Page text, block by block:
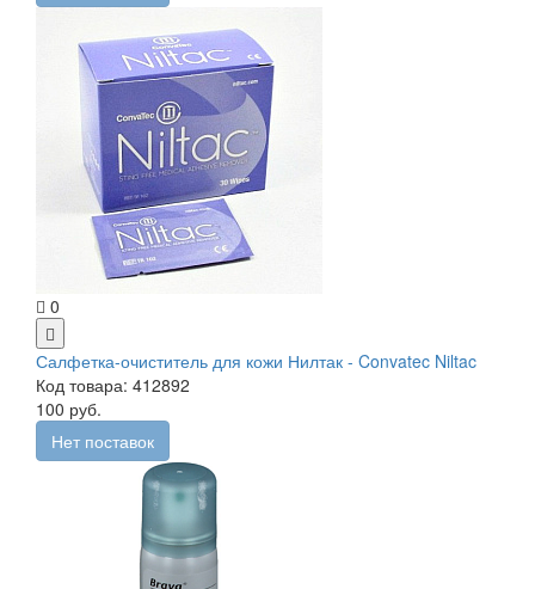
0
Салфетка-очиститель для кожи Нилтак - Convatec Niltac
Код товара: 412892
100 руб.
Нет поставок